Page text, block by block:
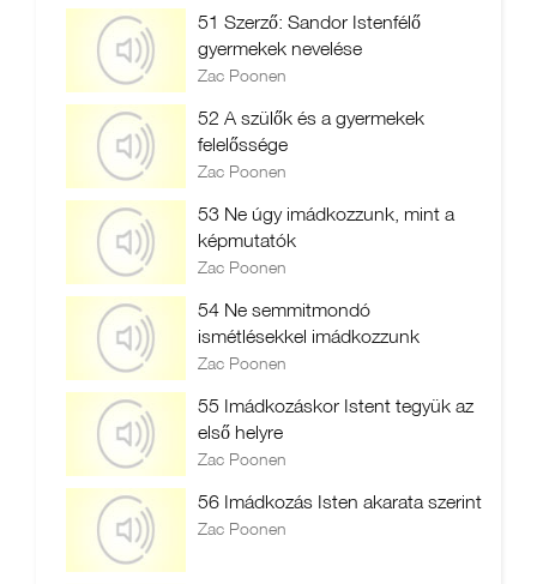
51 Szerző: Sandor Istenfélő
gyermekek nevelése
Zac Poonen
52 A szülők és a gyermekek
felelőssége
Zac Poonen
53 Ne úgy imádkozzunk, mint a
képmutatók
Zac Poonen
54 Ne semmitmondó
ismétlésekkel imádkozzunk
Zac Poonen
55 Imádkozáskor Istent tegyük az
első helyre
Zac Poonen
56 Imádkozás Isten akarata szerint
Zac Poonen